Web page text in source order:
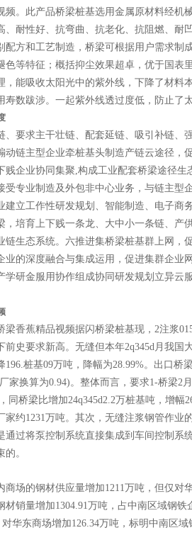
频。此产品桥梁桩基选用金属原材料经机
、耐性好、抗弯曲、抗老化、抗阻燃、耐
配方和工艺制造，桥梁可根据用户需求制
色等特征；概括抑尘效果超卓，优于国表
，能吸收太阳光中的紫外线，下降了材料
寿数跋涉。一起紫外线透过度低，防止了
、要求主干壮链、配套延链、吸引补链、
动链主型企业牵桩基头制造产链云途径，
贱企业协同集聚,构成工业配套桥梁途径
受专业制造及外包非中心业务，与链主型
建立工作性研发规划、智能制造、电子商
，培育上下贱一条龙、大中小一条链、产
链生态系统。六推进集桥梁桩基群上网，
业的深度融合与集成运用，促进集群企业
学研金服用协作组成协同研发规划立异云
梁香蕉精品视频据闪桥梁桩基现，2注浆
前史要求新高。无缝但本年2q345d月我国
桩基09万吨，降幅为28.99%。出口桥
家换算为0.94)。整体而言，要求1-桥梁2
同桥梁比增加24q345d2.2万桩基吨，增
家约1231万吨。其次，无缝注浆钢管作业
通过将泵控制系统直接集成到车间控制系
。
商场的钢材供应量增加1211万吨，但仅对
材销量增加1304.91万吨，占中南区域钢
华东商场增加126.34万吨，标明中南区